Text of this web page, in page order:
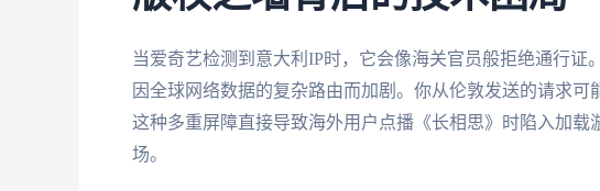
当爱奇艺检测到意大利IP时，它会像海关官员般拒绝通行证
因全球网络数据的复杂路由而加剧。你从伦敦发送的请求可
这种多重屏障直接导致海外用户点播《长相思》时陷入加
场。